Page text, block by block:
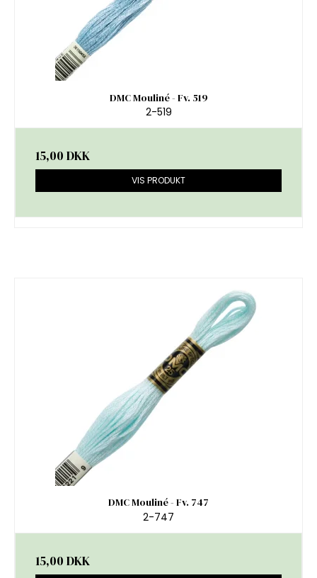
DMC Mouliné - Fv. 519
2-519
15,00 DKK
VIS PRODUKT
DMC Mouliné - Fv. 747
2-747
15,00 DKK